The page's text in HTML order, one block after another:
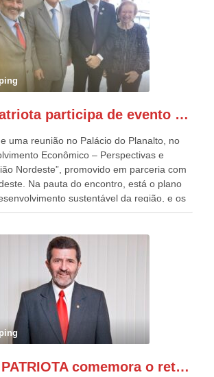
e o mais organizado de todos. “Há
como Patriota até no nome, participo
desfiles de Sete de Setembro, na
em Brasília. Este ano, o governo
com cadeiras e coberturas, para 30.000
o número de Patriotas Brasileiros
na Esplanada. Eu, Lula e os
Gonzaga Patriota participa de evento em prol do desenvolvimento do Nordeste
uma reunião no Palácio do Planalto, no
Econômico – Perspectivas e
Nordeste”, promovido em parceria com
Na pauta do encontro, está o plano
sustentável da região, e os
de políticas públicas, que
a presença do Vice-presidente Geraldo
ocupa o Ministério do
Indústria, Comércio e Serviços, o ex
agora Presidente do Banco do
o ex Deputado Federal, e
da SUDENE, Danilo Cabral, da
Pernambuco, Raquel Lyra, os ministros da
e da Integração e do Desenvolvimento
que também ajudam a fomentar o
GONZAGA PATRIOTA comemora o retorno da FUNASA